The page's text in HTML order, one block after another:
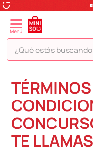
¿Qué estás buscando
TE
TÉRMINOS MÁS
1.
peluche
2.
hello kitty
3.
snoopy
4.
ositos cariñositos